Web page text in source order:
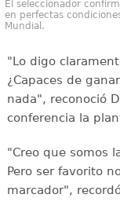
El seleccionador
en perfectas
Mundial.
"Lo digo
¿Capaces de
nada", reconoció
conferencia la
"Creo que somos
Pero ser favorito
marcador",